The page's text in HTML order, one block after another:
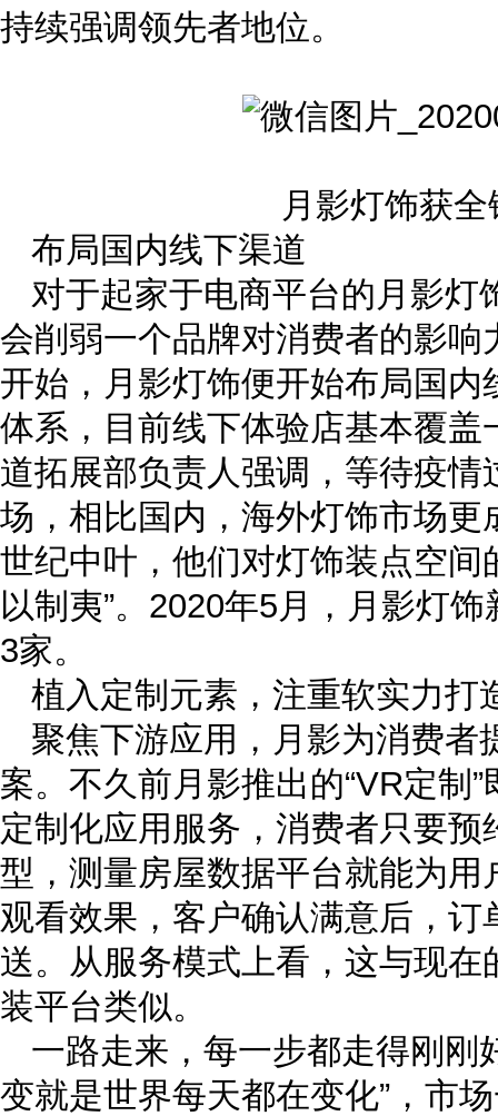
持续强调领先者地位。
月影灯饰获
布局国内线下渠道
对于起家于电商平台的月影灯
会削弱一个品牌对消费者的影
开始，月影灯饰便开始布局国
体系，目前线下体验店基本覆
道拓展部负责人强调，等待疫
场，相比国内，海外灯饰市场
世纪中叶，他们对灯饰装点空间
以制夷”。2020年5月，月影灯
3家。
植入定制元素，注重软实力打
聚焦下游应用，月影为消费者
案。不久前月影推出的“VR定制
定制化应用服务，消费者只要
型，测量房屋数据平台就能为
观看效果，客户确认满意后，
送。从服务模式上看，这与现
装平台类似。
一路走来，每一步都走得刚刚
变就是世界每天都在变化”，市